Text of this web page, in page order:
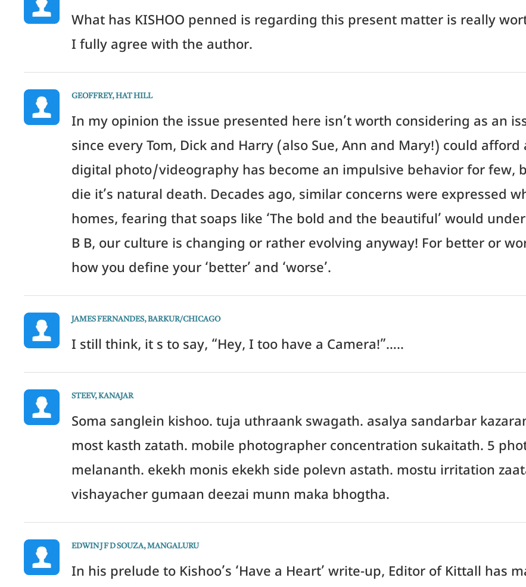
What has KISHOO penned is regarding this present matter is really
I fully agree with the author.
GEOFFREY, HAT HILL
In my opinion the issue presented here isn’t worth considering as an
since every Tom, Dick and Harry (also Sue, Ann and Mary!) could
digital photo/videography has become an impulsive behavior for few,
die it’s natural death. Decades ago, similar concerns were expressed
homes, fearing that soaps like ‘The bold and the beautiful’ would
B B, our culture is changing or rather evolving anyway! For better or
how you define your ‘better’ and ‘worse’.
JAMES FERNANDES, BARKUR/CHICAGO
I still think, it s to say, “Hey, I too have a Camera!”…..
STEEV, KANAJAR
Soma sanglein kishoo. tuja uthraank swagath. asalya sandarbar
most kasth zatath. mobile photographer concentration sukaitath. 5
melananth. ekekh monis ekekh side polevn astath. mostu irritation
vishayacher gumaan deezai munn maka bhogtha.
EDWIN J F D SOUZA, MANGALURU
In his prelude to Kishoo’s ‘Have a Heart’ write-up, Editor of Kittall has